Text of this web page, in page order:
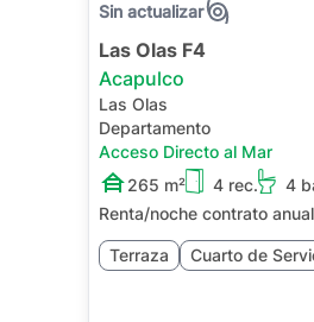
Sin actualizar
Las Olas F4
Acapulco
Las Olas
Departamento
Acceso Directo al Mar
265 m²
4 rec. 4
Renta/noche contrato
Terraza Cuarto de